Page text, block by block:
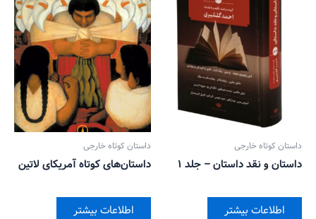
داستان کوتاه خارجی
داستان و نقد داستان – جلد ۱
اطلاعات بیشتر
داستان کوتاه خارجی
داستان‌های کوتاه آمریکای لاتین
اطلاعات بیشتر